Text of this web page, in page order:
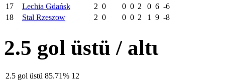
17
Lechia Gdańsk 2 0 0 0 2 0 6 -6
18
Stal Rzeszow 2 0 0 0 2 1 9 -8
2.5 gol üstü / altι
2.5 gol üstü 85.71% 12